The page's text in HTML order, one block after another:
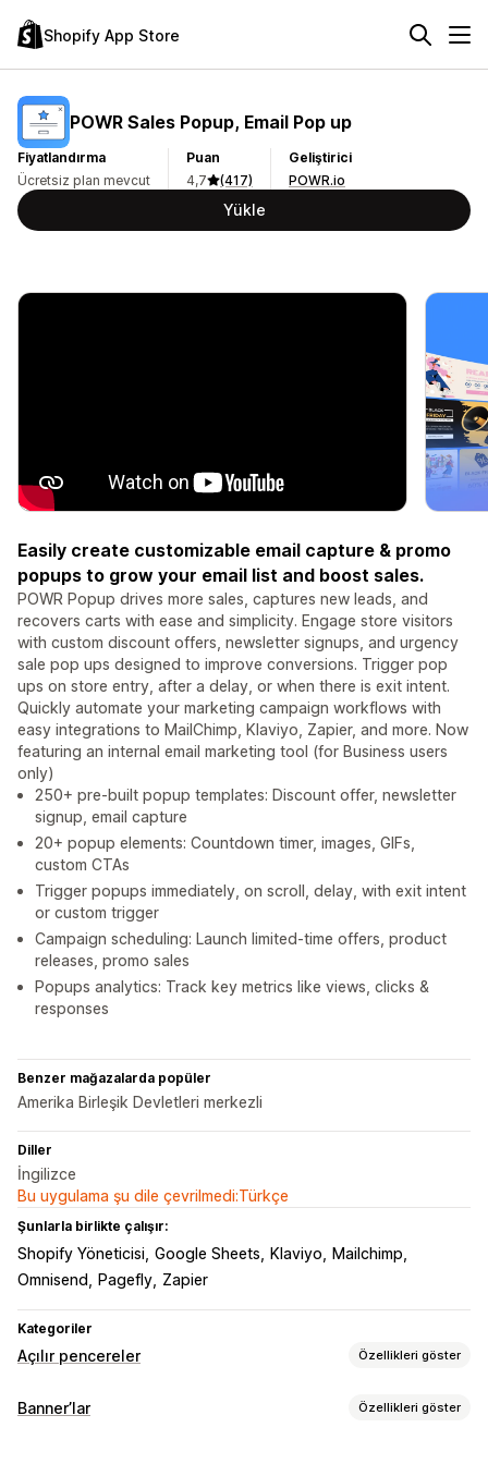
Shopify App Store
POWR Sales Popup, Email Pop up
Fiyatlandırma
Ücretsiz plan mevcut
Puan
4,7
(417)
Geliştirici
POWR.io
Yükle
Easily create customizable email capture & promo
popups to grow your email list and boost sales.
POWR Popup drives more sales, captures new leads, and
recovers carts with ease and simplicity. Engage store visitors
with custom discount offers, newsletter signups, and urgency
sale pop ups designed to improve conversions. Trigger pop
ups on store entry, after a delay, or when there is exit intent.
Quickly automate your marketing campaign workflows with
easy integrations to MailChimp, Klaviyo, Zapier, and more. Now
featuring an internal email marketing tool (for Business users
only)
250+ pre-built popup templates: Discount offer, newsletter
signup, email capture
20+ popup elements: Countdown timer, images, GIFs,
custom CTAs
Trigger popups immediately, on scroll, delay, with exit intent
or custom trigger
Campaign scheduling: Launch limited-time offers, product
releases, promo sales
Popups analytics: Track key metrics like views, clicks &
responses
Benzer mağazalarda popüler
Amerika Birleşik Devletleri merkezli
Diller
İngilizce
Bu uygulama şu dile çevrilmedi:Türkçe
Şunlarla birlikte çalışır:
Shopify Yöneticisi Google Sheets Klaviyo
Mailchimp
Omnisend
Pagefly Zapier
Kategoriler
Açılır pencereler Özellikleri göster
Açılır pencere türleri
Banner’lar Özellikleri göster